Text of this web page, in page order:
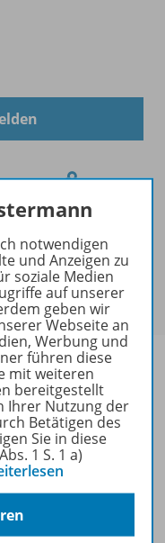
Bestellung für Ihre
rabattierte Preis
notwendigen
und Anzeigen zu
soziale Medien
auf unserer
geben wir
Webseite an
Werbung und
führen diese
mit weiteren
bereitgestellt
Ihrer Nutzung der
Betätigen des
Sie in diese
1 S. 1 a)